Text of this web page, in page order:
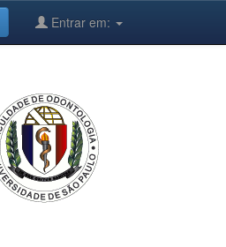
Entrar em: